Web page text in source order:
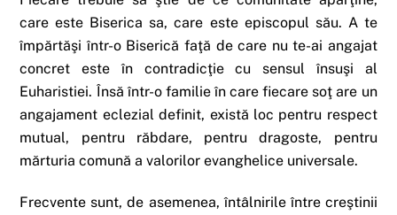
care este Biserica sa, care este episcopul său. A te
împărtăşi într-o Biserică faţă de care nu te-ai angajat
concret este în contradicţie cu sensul însuşi al
Euharistiei. Însă într-o familie în care fiecare soţ are un
angajament eclezial definit, există loc pentru respect
mutual, pentru răbdare, pentru dragoste, pentru
mărturia comună a valorilor evanghelice universale.
Frecvente sunt, de asemenea, întâlnirile între creştinii